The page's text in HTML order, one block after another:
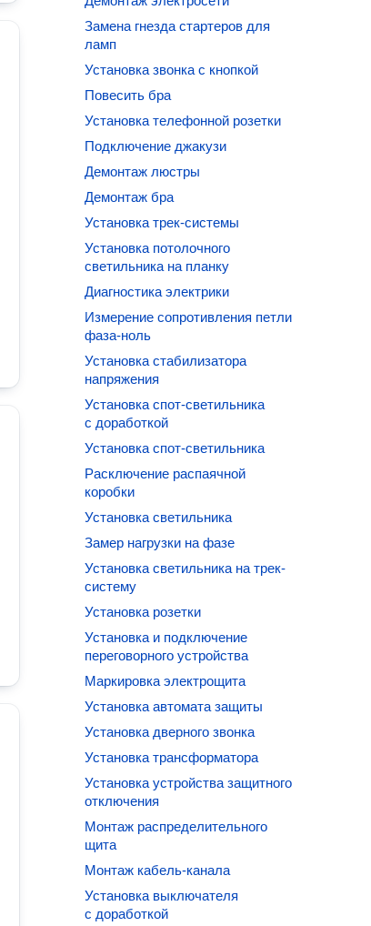
Замена гнезда стартеров для
ламп
Установка звонка с кнопкой
Повесить бра
Установка телефонной розетки
Подключение джакузи
Демонтаж люстры
Демонтаж бра
Установка трек-системы
Установка потолочного
светильника на планку
Диагностика электрики
Измерение сопротивления петли
фаза-ноль
Установка стабилизатора
напряжения
Установка спот-светильника
с доработкой
Установка спот-светильника
Расключение распаячной
коробки
Установка светильника
Замер нагрузки на фазе
Установка светильника на трек-
систему
Установка розетки
Установка и подключение
переговорного устройства
Маркировка электрощита
Установка автомата защиты
Установка дверного звонка
Установка трансформатора
Установка устройства защитного
отключения
Монтаж распределительного
щита
Монтаж кабель-канала
Установка выключателя
с доработкой